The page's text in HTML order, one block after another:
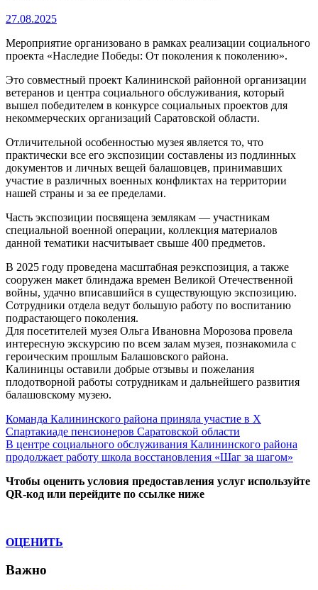
27.08.2025
Мероприятие организовано в рамках реализации социального
проекта «Наследие Победы: От поколения к поколению».
Это совместный проект Калининской районной организации
ветеранов и центра социального обслуживания, который
вышел победителем в конкурсе социальных проектов для
некоммерческих организаций Саратовской области.
Отличительной особенностью музея является то, что
практически все его экспозиции составлены из подлинных
документов и личных вещей балашовцев, принимавших
участие в различных военных конфликтах на территории
нашей страны и за ее пределами.
Часть экспозиции посвящена землякам — участникам
специальной военной операции, коллекция материалов
данной тематики насчитывает свыше 400 предметов.
В 2025 году проведена масштабная реэкспозиция, а также
сооружен макет блиндажа времен Великой Отечественной
войны, удачно вписавшийся в существующую экспозицию.
Сотрудники отдела ведут большую работу по воспитанию
подрастающего поколения.
Для посетителей музея Ольга Ивановна Морозова провела
интересную экскурсию по всем залам музея, познакомила с
героическим прошлым Балашовского района.
Калининцы оставили добрые отзывы и пожелания
плодотворной работы сотрудникам и дальнейшего развития
балашовскому музею.
Навигация
по
записям
Previous
Post:
Команда Калининского района приняла участие в Х
Спартакиаде пенсионеров Саратовской области
Next
Post:
В центре социального обслуживания Калининского района
продолжает работу школа восстановления «Шаг за шагом»
Чтобы оценить условия предоставления услуг используйте
QR-код или перейдите по ссылке ниже
ОЦЕНИТЬ
Важно